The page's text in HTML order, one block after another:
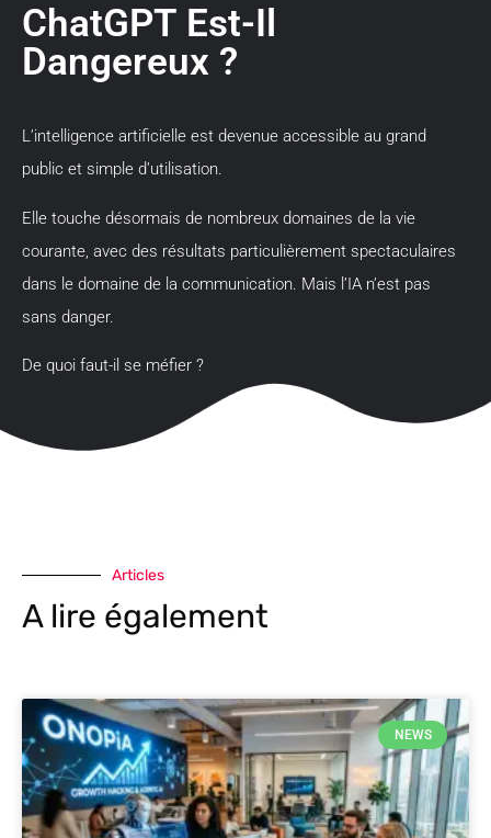
ChatGPT Est-Il
Dangereux ?
L’intelligence artificielle est devenue accessible au grand
public et simple d’utilisation.
Elle touche désormais de nombreux domaines de la vie
courante, avec des résultats particulièrement spectaculaires
dans le domaine de la communication. Mais l’IA n’est pas
sans danger.
De quoi faut-il se méfier ?
Articles
A lire également
NEWS